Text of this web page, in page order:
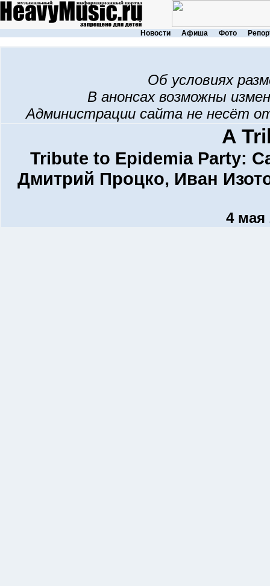
Новости Афиша Фото
Об условиях
В анонсах возможны
Администрации сайта не несёт
A
Tribute to Epidemia Party:
Дмитрий Процко, Иван
4 мая